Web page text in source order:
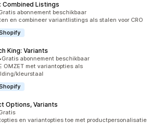
Combined Listings
in totaalabonnement beschikbaar
en combineer variantlistings als stalen voor CRO
King: Variants
in totaal
•Gratis abonnement beschikbaar
OMZET met variantopties als
kleurstaal
Options, Variants
in totaal
en variantopties toe met productpersonalisatie